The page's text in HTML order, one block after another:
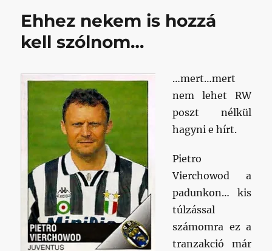
bejegyzéshez
Ehhez nekem is hozzá
kell szólnom…
…mert…mert
nem lehet RW
poszt nélkül
hagyni e hírt.
Pietro
Vierchowod a
padunkon… kis
túlzással
számomra ez a
tranzakció már